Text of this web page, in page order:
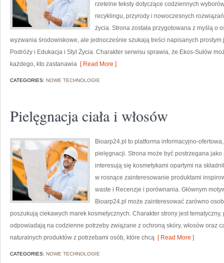
rzetelne teksty dotyczące codziennych
recyklingu, przyrody i nowoczesnych
życia. Strona została przygotowana z myślą o
wyzwania środowiskowe, ale jednocześnie szukają treści napisanych
Podróży i Edukacja i Styl Życia. Charakter serwisu sprawia, że Ekos-Sułów
każdego, kto zastanawia [ Read More ]
CATEGORIES: NOWE TECHNOLOGIE
Pielęgnacja ciała i włosów
Bioarp24.pl to platforma informacyjno-
pielęgnacji. Strona może być postrzegana
interesują się kosmetykami opartymi na
w rosnące zainteresowanie produktami
waste i Recenzje i porównania. Głównym
Bioarp24.pl może zainteresować zarówno
poszukują ciekawych marek kosmetycznych. Charakter strony jest
odpowiadają na codzienne potrzeby związane z ochroną skóry, włosów oraz
naturalnych produktów z potrzebami osób, które chcą [ Read More ]
CATEGORIES: NOWE TECHNOLOGIE